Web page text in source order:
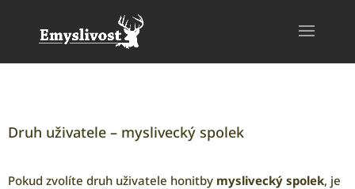
Druh uživatele – myslivecký spolek
Pokud zvolíte druh uživatele honitby myslivecký spolek, je